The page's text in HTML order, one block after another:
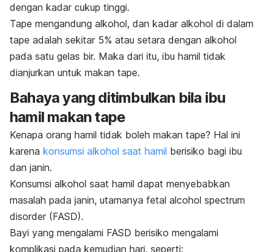
dengan kadar cukup tinggi.
Tape mengandung alkohol, dan kadar alkohol di dalam
tape adalah sekitar 5% atau setara dengan alkohol
pada satu gelas bir. Maka dari itu, ibu hamil tidak
dianjurkan untuk makan tape.
Bahaya yang ditimbulkan bila ibu
hamil makan tape
Kenapa orang hamil tidak boleh makan tape? Hal ini
karena konsumsi alkohol saat hamil berisiko bagi ibu
dan janin.
Konsumsi alkohol saat hamil dapat menyebabkan
masalah pada janin, utamanya fetal alcohol spectrum
disorder (FASD).
Bayi yang mengalami FASD berisiko mengalami
komplikasi pada kemudian hari, seperti: